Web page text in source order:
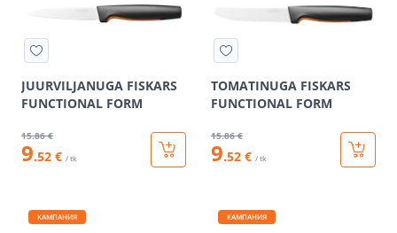
JUURVILJANUGA FISKARS
FUNCTIONAL FORM
15.86 €
9.52 € / tk
TOMATINUGA FISKARS
FUNCTIONAL FORM
15.86 €
9.52 € / tk
КАМПАНИЯ КАМПАНИЯ